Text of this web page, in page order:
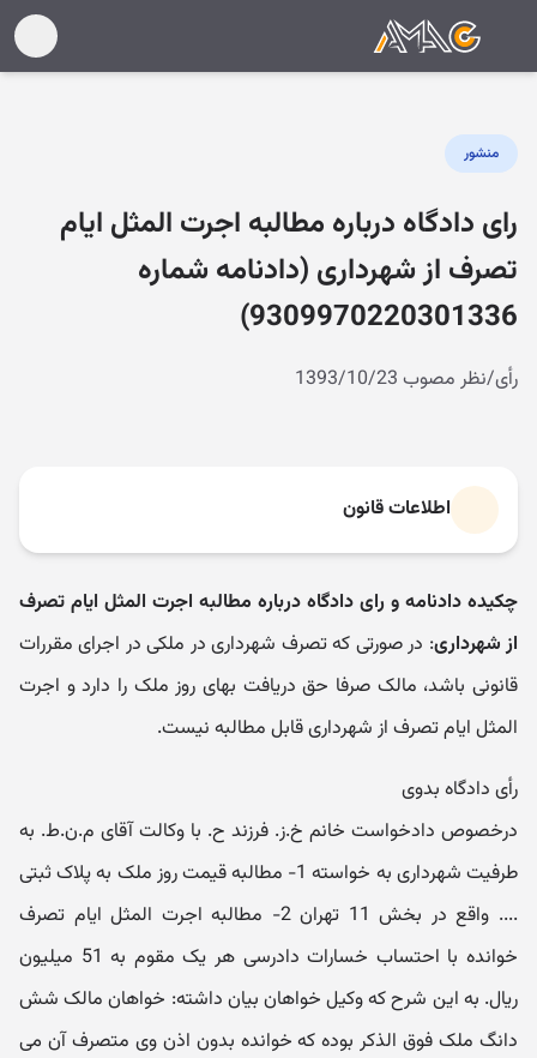
منشور
رای دادگاه درباره مطالبه اجرت المثل ایام
تصرف از شهرداری (دادنامه شماره
9309970220301336)
رأی/نظر مصوب 1393/10/23
اطلاعات قانون
چکیده دادنامه و رای دادگاه درباره مطالبه اجرت‬ المثل ایام تصرف
از شهرداری: در صورتی که تصرف شهرداری در ملکی در اجرای مقررات
قانونی باشد، مالک صرفا حق دریافت بهای روز ملک را دارد و اجرت‬
المثل ایام تصرف از شهرداری قابل مطالبه نیست.
رأی دادگاه بدوی
درخصوص دادخواست خانم خ.ز. فرزند ح. با وکالت آقای م.ن.ط. به
طرفیت شهرداری به خواسته 1- مطالبه قیمت روز ملک به پلاک ثبتی
.... واقع در بخش 11 تهران 2- مطالبه اجرت‬ المثل ایام تصرف
خوانده با احتساب خسارات دادرسی هر یک مقوم به 51 میلیون
ریال. به این شرح که وکیل خواهان بیان داشته: خواهان مالک شش
دانگ ملک فوق‬ الذکر بوده که خوانده بدون اذن وی متصرف آن می